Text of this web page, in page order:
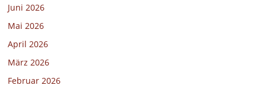
Juni 2026
Mai 2026
April 2026
März 2026
Februar 2026